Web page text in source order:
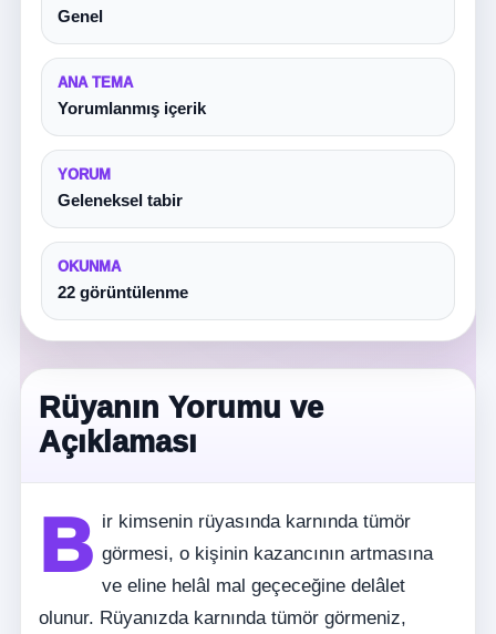
Genel
ANA TEMA
Yorumlanmış içerik
YORUM
Geleneksel tabir
OKUNMA
22 görüntülenme
Rüyanın Yorumu ve
Açıklaması
B ir kimsenin rüyasında karnında tümör
görmesi, o kişinin kazancının artmasına
ve eline helâl mal geçeceğine delâlet
olunur. Rüyanızda karnında tümör görmeniz,